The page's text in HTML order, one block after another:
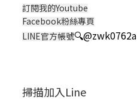
訂閱我的Youtube
Facebook粉絲專頁
LINE官方帳號🔍@zwk0762a
掃描加入Line